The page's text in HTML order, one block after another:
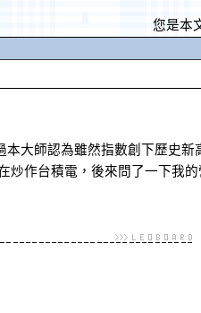
您是本
大師認為雖然指數創下歷史
炒作台積電，後來問了一下我